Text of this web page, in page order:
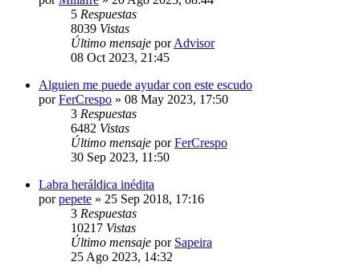
5 Respuestas
8039 Vistas
Último mensaje porAdvisor
08 Oct 2023, 21:45
Alguien me puede ayudar con este escudo
porFerCrespo » 08 May 2023, 17:50
3 Respuestas
6482 Vistas
Último mensaje porFerCrespo
30 Sep 2023, 11:50
Labra heráldica inédita
porpepete » 25 Sep 2018, 17:16
3 Respuestas
10217 Vistas
Último mensaje por Sapeira
25 Ago 2023, 14:32